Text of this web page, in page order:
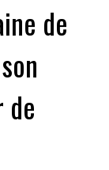
de
de